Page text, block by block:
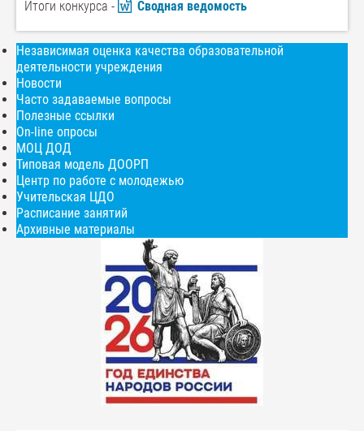
Итоги конкурса - Сводная ведомость
Независимая оценка качества образовательной
деятельности учреждения
Новости
Часто задаваемые вопросы
Полезные ссылки
On-line опросы
МОЦ ДОД
Типовая модель ДООРП
Центр по работе с молодежью
Учительская ЦДО
Расписание занятий
Архивные материалы